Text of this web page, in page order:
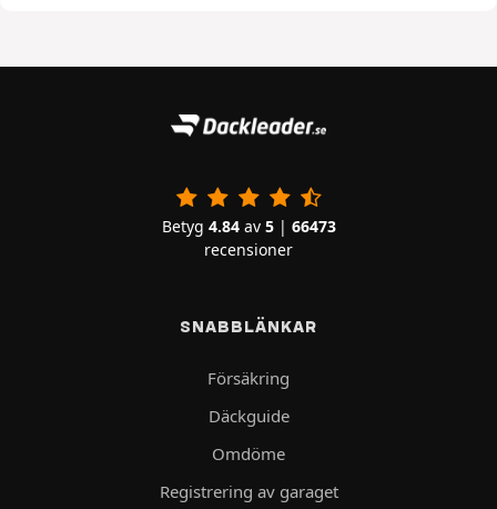
Betyg 4.84av 5| 66473
recensioner
SNABBLÄNKAR
Försäkring
Däckguide
Omdöme
Registrering av garaget